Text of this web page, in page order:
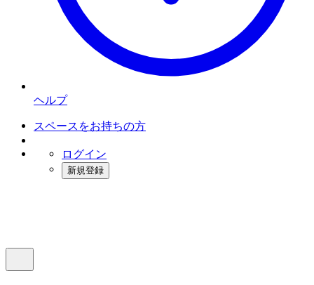
ヘルプ
スペースをお持ちの方
ログイン
新規登録